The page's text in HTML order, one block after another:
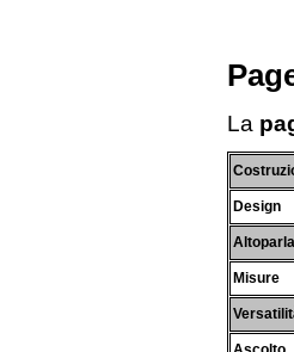
La
Design
Misure